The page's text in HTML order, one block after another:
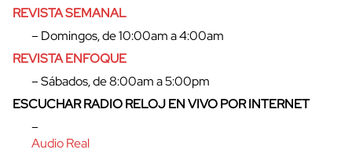
REVISTA SEMANAL
– Domingos, de 10:00am a 4:00am
REVISTA ENFOQUE
– Sábados, de 8:00am a 5:00pm
ESCUCHAR RADIO RELOJ EN VIVO POR INTERNET
–
Audio Real